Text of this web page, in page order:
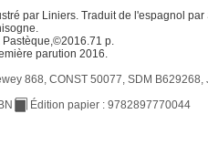
par Liniers. Traduit de l'espagnol par
Pastèque,©2016.71 p.
parution 2016.
868, CONST 50077, SDM B629268,
Édition papier : 9782897770044